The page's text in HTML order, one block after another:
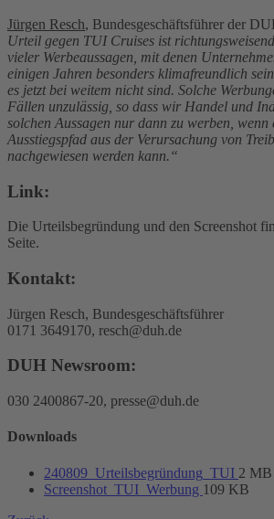
Jürgen Resch, Bundesgeschäftsführer der
Urteil gegen TUI Cruises ist
vieler Werbeaussagen, mit denen
einigen Jahren besonders klimafreundlich
es jetzt bei weitem nicht sind. Solche
Fällen unzulässig, so dass wir Handel und
solchen Aussagen nur dann zu werben,
Ausstiegspfad aus der Verursachung von
nachgewiesen werden kann.“
Link:
Die Urteilsbegründung und den Screenshot
Seite.
Kontakt:
Jürgen Resch, Bundesgeschäftsführer
0171 3649170, resch@duh.de
DUH Newsroom:
030 2400867-20, presse@duh.de
Downloads
240809_Urteilsbegründung_TUI 2 MB
Screenshot_TUI_Werbung 109 KB